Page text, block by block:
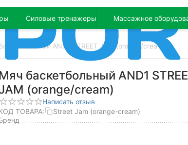
Силовые тренажеры Массажное
AND1 STREET JAM (orange/cream)
Мяч баскетбольный AND1
(orange/cream)
Написать отзыв
ТОВАРА:
Street Jam (orange-cream)